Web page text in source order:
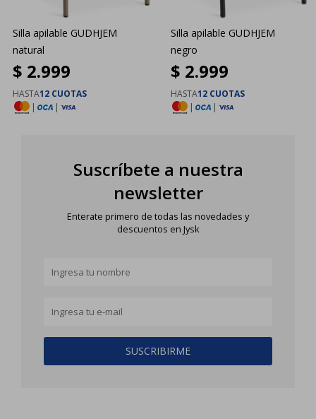
Silla apilable GUDHJEM
natural
$ 2.999
HASTA12 CUOTAS
|
|
Silla apilable GUDHJEM
negro
$ 2.999
HASTA12 CUOTAS
|
|
Suscríbete a nuestra
newsletter
Enterate primero de todas las novedades y
descuentos en Jysk
SUSCRIBIRME